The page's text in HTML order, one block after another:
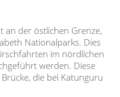
an der östlichen Grenze,
Nationalparks. Dies
im nördlichen
werden. Diese
die bei Katunguru